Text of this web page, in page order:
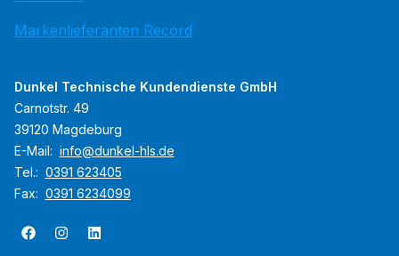
Markenlieferanten Record
Dunkel Technische Kundendienste GmbH
Carnotstr. 49
39120 Magdeburg
E-Mail: info@dunkel-hls.de
Tel.: 0391 623405
Fax: 0391 6234099